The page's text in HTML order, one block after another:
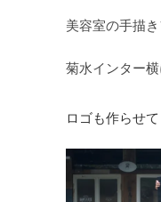
美容室の手描
菊水インター
ロゴも作らせ